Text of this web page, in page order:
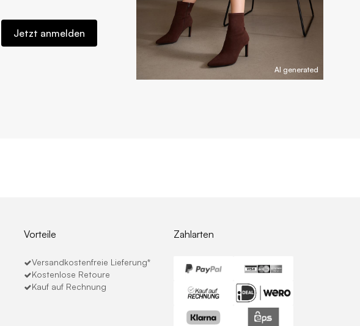
Jetzt anmelden
AI generated
Vorteile
Versandkostenfreie Lieferung*
Kostenlose Retoure
Kauf auf Rechnung
Zahlarten